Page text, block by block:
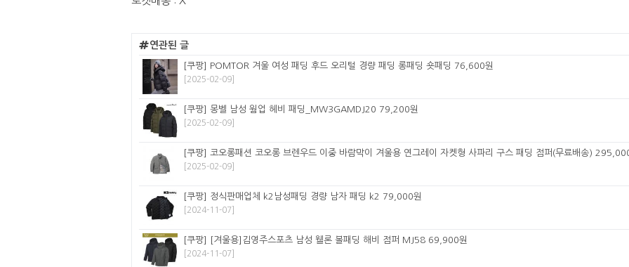
연관된 글
[쿠팡] POMTOR 겨울 여성 패딩 후드 오리털 경량 패딩 롱패딩 숏패딩 76,600원
[2025-02-09]
[쿠팡] 몽벨 남성 웜업 헤비 패딩_MW3GAMDJ20 79,200원
[2025-02-09]
[쿠팡] 코오롱패션 코오롱 브렌우드 이중 바람막이 겨울용 연그레이 자켓형 사파리 구스 패딩 점퍼(무료배송)
[2025-02-09]
[쿠팡] 정식판매업체 k2남성패딩 경량 남자 패딩 k2 79,000원
[2024-11-07]
[쿠팡] [겨울용]김영주스포츠 남성 웰론 볼패딩 해비 점퍼 MJ58 69,900원
[2024-11-07]